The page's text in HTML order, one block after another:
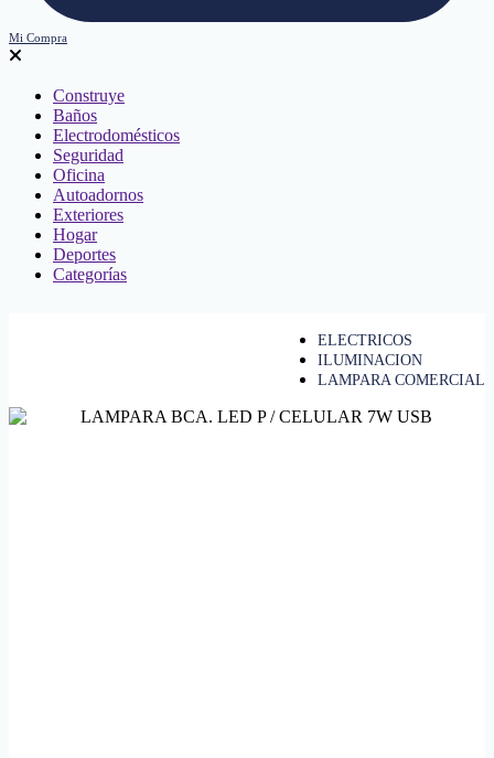
Mi Compra
Construye
Baños
Electrodomésticos
Seguridad
Oficina
Autoadornos
Exteriores
Hogar
Deportes
Categorías
ELECTRICOS
ILUMINACION
LAMPARA COMERCIAL